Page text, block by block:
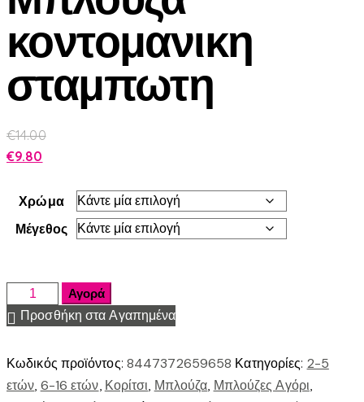
κοντομανικη
σταμπωτη
€14.00
€9.80
Χρώμα
Μέγεθος
Αγορά
Προσθήκη στα Αγαπημένα
Κωδικός προϊόντος: 8447372659658 Κατηγορίες: 2-5
ετών, 6-16 ετών, Κορίτσι, Μπλούζα, Μπλούζες Αγόρι,